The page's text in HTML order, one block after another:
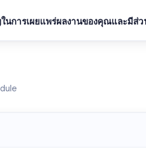
นการเผยแพร่ผลงานของคุณและมีส่